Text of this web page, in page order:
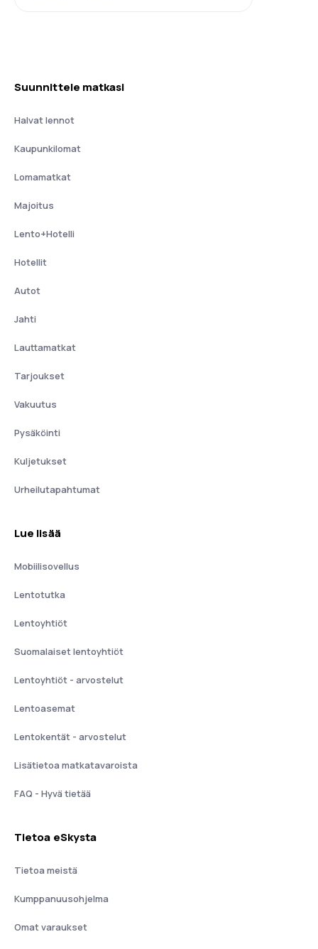
Suunnittele matkasi
Halvat lennot
Kaupunkilomat
Lomamatkat
Majoitus
Lento+Hotelli
Hotellit
Autot
Jahti
Lauttamatkat
Tarjoukset
Vakuutus
Pysäköinti
Kuljetukset
Urheilutapahtumat
Lue lisää
Mobiilisovellus
Lentotutka
Lentoyhtiöt
Suomalaiset lentoyhtiöt
Lentoyhtiöt - arvostelut
Lentoasemat
Lentokentät - arvostelut
Lisätietoa matkatavaroista
FAQ - Hyvä tietää
Tietoa eSkysta
Tietoa meistä
Kumppanuusohjelma
Omat varaukset